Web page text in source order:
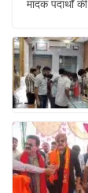
b
o
o
k
मादक पदार्थों